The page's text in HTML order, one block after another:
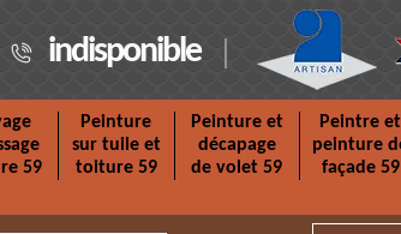
indisponible
59
Peinture
sur tuile et
toiture 59
Peinture et
décapage
de volet 59
Peintre et
peinture
façade 59